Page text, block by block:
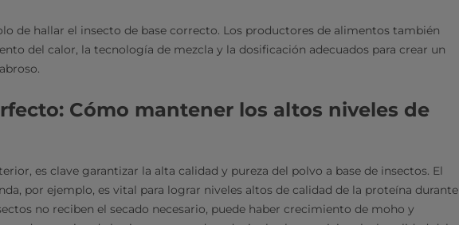
de hallar el insecto de base correcto. Los productores de alimentos también
del calor, la tecnología de mezcla y la dosificación adecuados para crear un
Cómo mantener los altos niveles de
es clave garantizar la alta calidad y pureza del polvo a base de insectos. El
por ejemplo, es vital para lograr niveles altos de calidad de la proteína durante
no reciben el secado necesario, puede haber crecimiento de moho y